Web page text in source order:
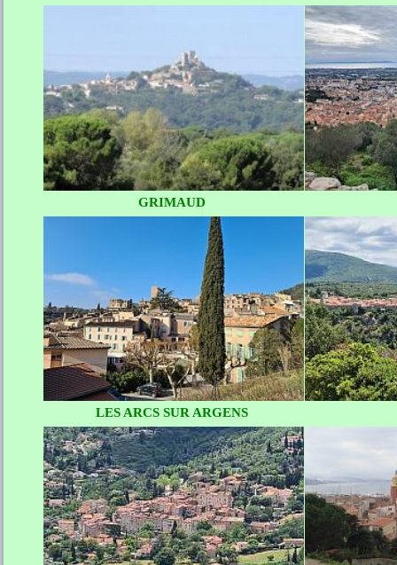
GRIMAUD
LES ARCS SUR ARGENS